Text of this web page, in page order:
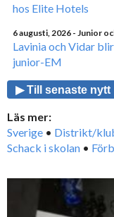
hos Elite Hotels
6 augusti, 2026 - Junior
Lavinia och Vidar
junior-EM
▶ Till senaste nytt
Läs mer:
Sverige • Distrikt/
Schack i skolan •